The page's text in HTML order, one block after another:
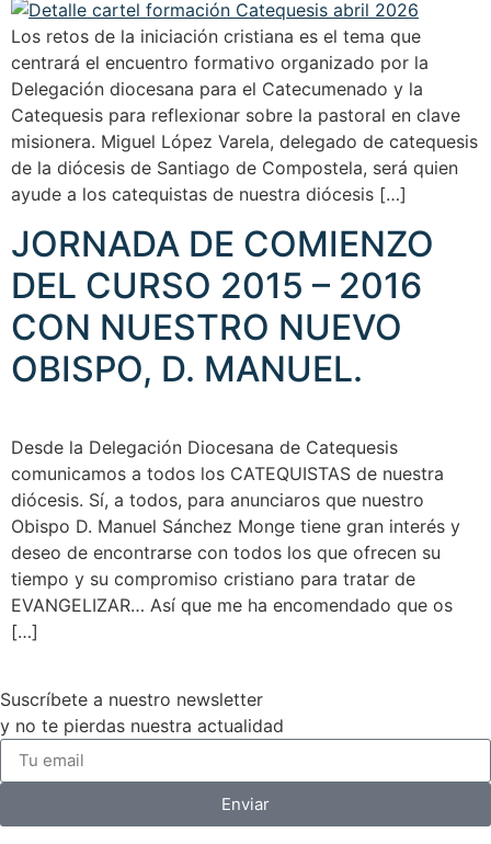
Los retos de la iniciación cristiana es el tema que
centrará el encuentro formativo organizado por la
Delegación diocesana para el Catecumenado y la
Catequesis para reflexionar sobre la pastoral en clave
misionera. Miguel López Varela, delegado de catequesis
de la diócesis de Santiago de Compostela, será quien
ayude a los catequistas de nuestra diócesis […]
JORNADA DE COMIENZO
DEL CURSO 2015 – 2016
CON NUESTRO NUEVO
OBISPO, D. MANUEL.
Desde la Delegación Diocesana de Catequesis
comunicamos a todos los CATEQUISTAS de nuestra
diócesis. Sí, a todos, para anunciaros que nuestro
Obispo D. Manuel Sánchez Monge tiene gran interés y
deseo de encontrarse con todos los que ofrecen su
tiempo y su compromiso cristiano para tratar de
EVANGELIZAR… Así que me ha encomendado que os
[…]
Suscríbete a nuestro newsletter
y no te pierdas nuestra actualidad
Enviar